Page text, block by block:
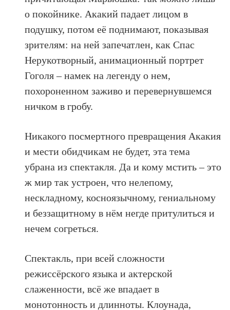
о покойнике. Акакий падает лицом в
подушку, потом её поднимают, показывая
зрителям: на ней запечатлен, как Спас
Нерукотворный, анимационный портрет
Гоголя – намек на легенду о нем,
похороненном заживо и перевернувшемся
ничком в гробу.
Никакого посмертного превращения Акакия
и мести обидчикам не будет, эта тема
убрана из спектакля. Да и кому мстить – это
ж мир так устроен, что нелепому,
нескладному, косноязычному, гениальному
и беззащитному в нём негде притулиться и
нечем согреться.
Спектакль, при всей сложности
режиссёрского языка и актерской
слаженности, всё же впадает в
монотонность и длинноты. Клоунада,